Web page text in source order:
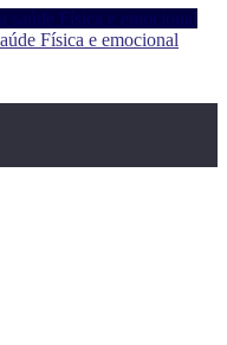
Física e emocional